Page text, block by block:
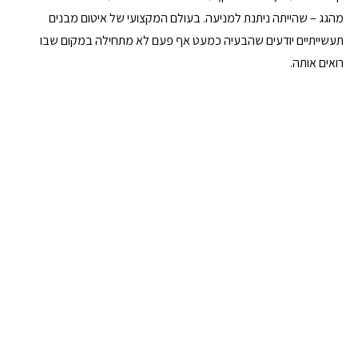
מהגג – שהייתה ניתנת למניעה. בעולם המקצועי של איטום מבנים
תעשייתיים יודעים שהבעיה כמעט אף פעם לא מתחילה במקום שבו
רואים אותה.